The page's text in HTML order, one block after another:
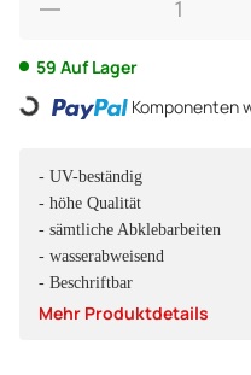
59 Auf Lager
Loading... Komponenten
- UV-beständig
- höhe Qualität
- sämtliche Abklebarbeiten
- wasserabweisend
- Beschriftbar
Mehr Produktdetails